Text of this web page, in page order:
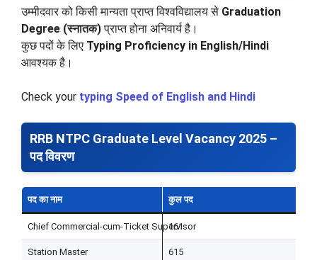
उम्मीदवार को किसी मान्यता प्राप्त विश्वविद्यालय से Graduation
Degree (स्नातक)प्राप्त होना अनिवार्य है।
कुछ पदों के लिए Typing Proficiency in English/Hindi
आवश्यक है।
Check your typing Speed of English and Hindi
RRB NTPC Graduate Level Vacancy 2025 –
पद विवरण
पद का नाम कुल पद
Chief Commercial-cum-Ticket Supervisor
161
Station Master 615